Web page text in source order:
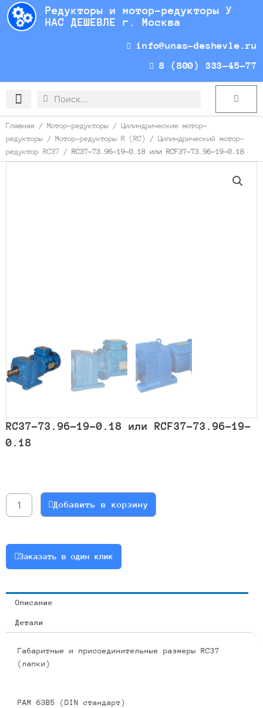
Перейти
содержимому
Редукторы и мотор-редукторы У
НАС ДЕШЕВЛЕ г. Москва
info@unas-deshevle.ru
8 (800) 333-45-77
Search
Search Cart
Главная / Мотор-редукторы / Цилиндрические мотор-
редукторы / Мотор-редукторы R (RC) / Цилиндрический мотор-
редуктор RC37 / RC37-73.96-19-0.18 или RCF37-73.96-19-0.18
RC37-73.96-19-0.18 или RCF37-73.96-19-
0.18
RC37-
73.96-
или
RCF37-
19-
0.18
Добавить в корзину
Заказать в один клик
Описание
Детали
Габаритные и присоединительные размеры RC37
(лапки)
PAM 63B5 (DIN стандарт)